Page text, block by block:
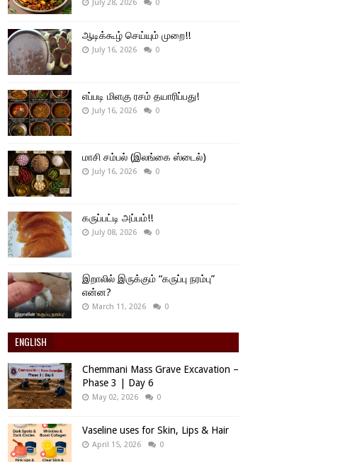
July 28, 2026 0
ஆடிக்கூழ் செய்யும் முறை!!
July 16, 2026 0
எப்படி மிளகு ரசம் தயாரிப்பது!
July 16, 2026 0
மாசி சம்பல் (இலங்கை ஸ்டைல்)
July 16, 2026 0
கருப்பட்டி அப்பம்!!
July 08, 2026 0
இறாலில் இருக்கும் “கருப்பு நரம்பு”
என்ன?
March 11, 2026 0
ENGLISH
Chemmani Mass Grave Excavation –
Phase 3 | Day 6
May 02, 2026 0
Vaseline uses for Skin, Lips & Hair
April 15, 2026 0